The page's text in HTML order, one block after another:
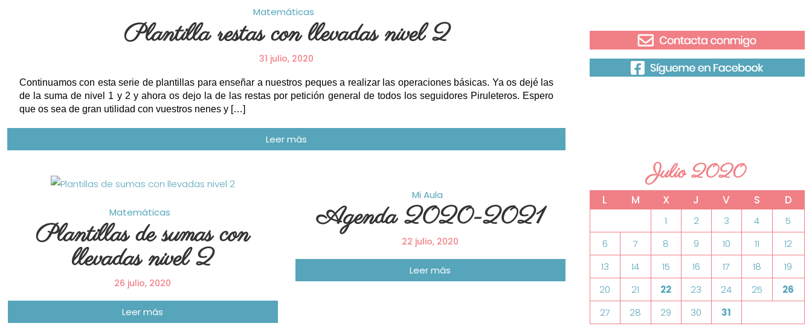
Matemáticas
Plantilla restas con llevadas nivel 2
31 julio, 2020
Continuamos con esta serie de plantillas para enseñar a nuestros peques a realizar las operaciones básicas. Ya os dejé las
de la suma de nivel 1 y 2 y ahora os dejo la de las restas por petición general de todos los seguidores Piruleteros. Espero
que os sea de gran utilidad con vuestros nenes y […]
Matemáticas
Plantillas de sumas con
llevadas nivel 2
26 julio, 2020
Mi Aula
Agenda 2020-2021
22 julio, 2020
Julio 2020
L M X J V S D
1 2 3 4
5
6
7 8 9 10 11
12
13
14 15 16 17 18
19
20
21 22 23 24 25
26
27
28 29 30 31